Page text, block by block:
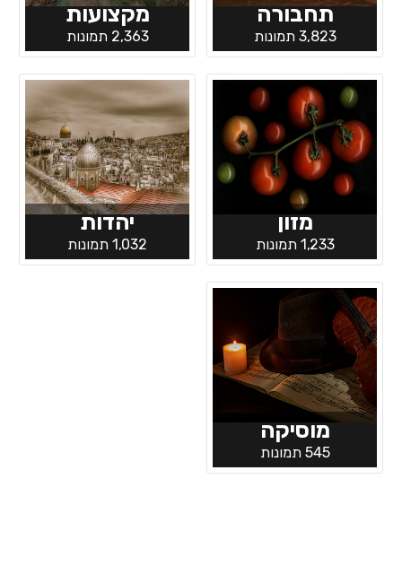
תחבורה
3,823 תמונות
מקצועות
2,363 תמונות
מזון
1,233 תמונות
יהדות
1,032 תמונות
מוסיקה
545 תמונות